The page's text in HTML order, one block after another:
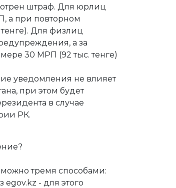
штраф. Для юрлиц
а при повторном
Для физлиц
а за
30 МРП (92 тыс. тенге)
уведомления не влияет
при этом будет
в случае
РК.
тремя способами:
- для этого